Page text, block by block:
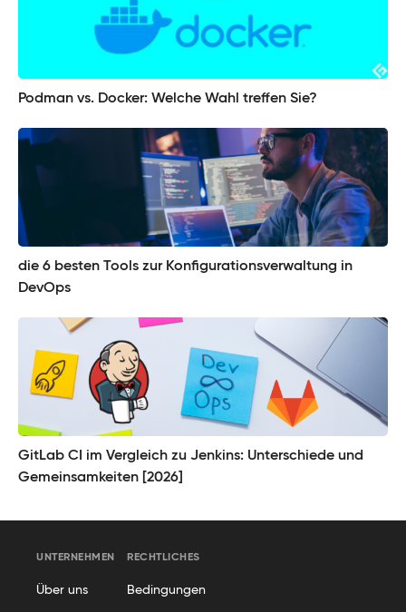
Podman vs. Docker: Welche Wahl treffen Sie?
die 6 besten Tools zur Konfigurationsverwaltung in
DevOps
GitLab CI im Vergleich zu Jenkins: Unterschiede und
Gemeinsamkeiten [2026]
UNTERNEHMEN
Über uns
RECHTLICHES
Bedingungen